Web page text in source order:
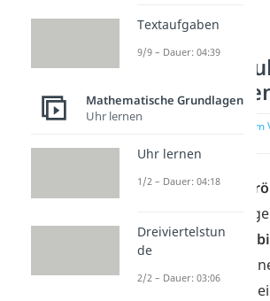
Übersicht:
großen
zur Stelle
Es gibt aber noch
Die
zeigt dir dieZahlen
auf
der Million als
Textaufgaben
9/9 – Dauer: 04:39
Mathematische Grundlagen
Uhr lernen
Uhr lernen
1/2 – Dauer: 04:18
Dreiviertelstun
de
2/2 – Dauer: 03:06